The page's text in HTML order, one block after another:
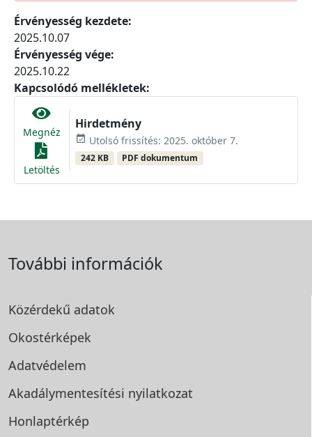
Érvényesség kezdete:
2025.10.07
Érvényesség vége:
2025.10.22
Kapcsolódó mellékletek:
Megnéz
Letöltés
Hirdetmény
event_available Utolsó frissítés: 2025. október 7.
242 KB PDF dokumentum
További információk
Közérdekű adatok
Okostérképek
Adatvédelem
Akadálymentesítési nyilatkozat
Honlaptérkép